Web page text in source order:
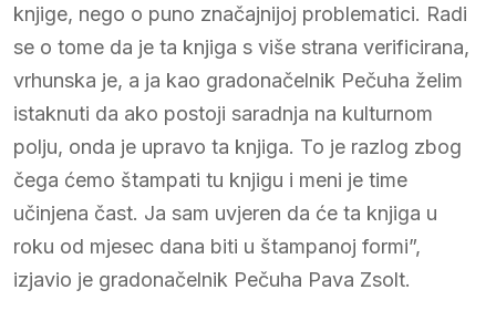
knjige, nego o puno značajnijoj problematici. Radi
se o tome da je ta knjiga s više strana verificirana,
vrhunska je, a ja kao gradonačelnik Pečuha želim
istaknuti da ako postoji saradnja na kulturnom
polju, onda je upravo ta knjiga. To je razlog zbog
čega ćemo štampati tu knjigu i meni je time
učinjena čast. Ja sam uvjeren da će ta knjiga u
roku od mjesec dana biti u štampanoj formi”,
izjavio je gradonačelnik Pečuha Pava Zsolt.